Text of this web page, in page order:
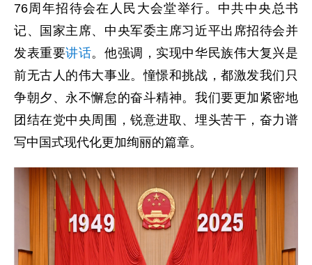
76周年招待会在人民大会堂举行。中共中央总书
记、国家主席、中央军委主席习近平出席招待会并
发表重要讲话。他强调，实现中华民族伟大复兴是
前无古人的伟大事业。憧憬和挑战，都激发我们只
争朝夕、永不懈怠的奋斗精神。我们要更加紧密地
团结在党中央周围，锐意进取、埋头苦干，奋力谱
写中国式现代化更加绚丽的篇章。